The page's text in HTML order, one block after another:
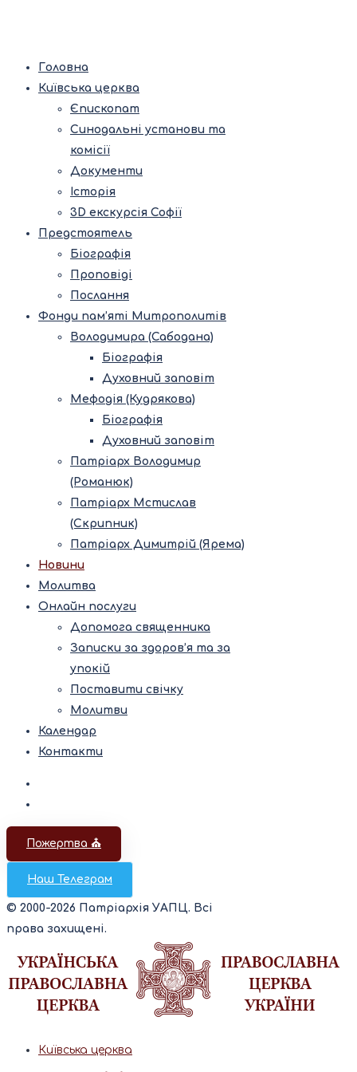
Головна
Київська церква
Єпископат
Синодальні установи та
комісії
Документи
Історія
3D екскурсія Софії
Предстоятель
Біографія
Проповіді
Послання
Фонди пам’яті Митрополитів
Володимира (Сабодана)
Біографія
Духовний заповіт
Мефодія (Кудрякова)
Біографія
Духовний заповіт
Патріарх Володимир
(Романюк)
Патріарх Мстислав
(Скрипник)
Патріарх Димитрій (Ярема)
Новини
Молитва
Онлайн послуги
Допомога священника
Записки за здоров’я та за
упокій
Поставити свічку
Молитви
Календар
Контакти
Пожертва ⛪️
Наш Телеграм
© 2000-2026 Патріархія УАПЦ. Всі
права захищені.
Київська церква